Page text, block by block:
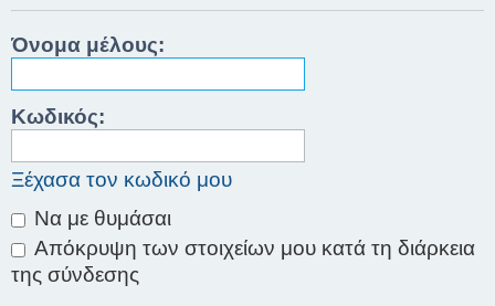
Όνομα μέλους:
Κωδικός:
Ξέχασα τον κωδικό μου
Να με θυμάσαι
Απόκρυψη των στοιχείων μου κατά τη διάρκεια
της σύνδεσης